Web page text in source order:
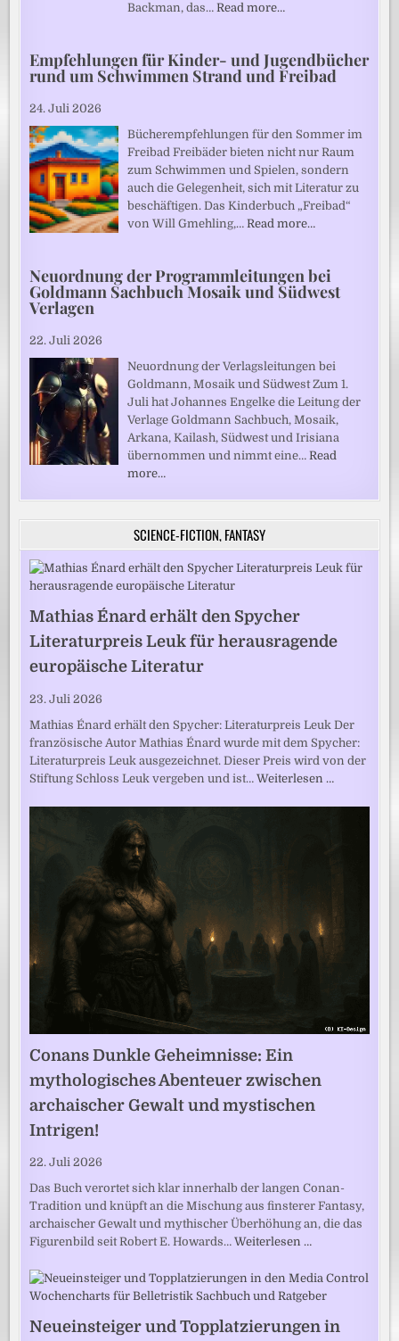
Backman, das…Read more…
Empfehlungen für Kinder- und Jugendbücher
rund um Schwimmen Strand und Freibad
24. Juli 2026
Bücherempfehlungen für den Sommer im
Freibad Freibäder bieten nicht nur Raum
zum Schwimmen und Spielen, sondern
auch die Gelegenheit, sich mit Literatur zu
beschäftigen. Das Kinderbuch „Freibad“
von Will Gmehling,…Read more…
Neuordnung der Programmleitungen bei
Goldmann Sachbuch Mosaik und Südwest
Verlagen
22. Juli 2026
Neuordnung der Verlagsleitungen bei
Goldmann, Mosaik und Südwest Zum 1.
Juli hat Johannes Engelke die Leitung der
Verlage Goldmann Sachbuch, Mosaik,
Arkana, Kailash, Südwest und Irisiana
übernommen und nimmt eine…Read
more…
SCIENCE-FICTION, FANTASY
Mathias Énard erhält den Spycher
Literaturpreis Leuk für herausragende
europäische Literatur
23. Juli 2026
Mathias Énard erhält den Spycher: Literaturpreis Leuk Der
französische Autor Mathias Énard wurde mit dem Spycher:
Literaturpreis Leuk ausgezeichnet. Dieser Preis wird von der
Stiftung Schloss Leuk vergeben und ist…Weiterlesen …
Conans Dunkle Geheimnisse: Ein
mythologisches Abenteuer zwischen
archaischer Gewalt und mystischen
Intrigen!
22. Juli 2026
Das Buch verortet sich klar innerhalb der langen Conan-
Tradition und knüpft an die Mischung aus finsterer Fantasy,
archaischer Gewalt und mythischer Überhöhung an, die das
Figurenbild seit Robert E. Howards…Weiterlesen …
Neueinsteiger und Topplatzierungen in